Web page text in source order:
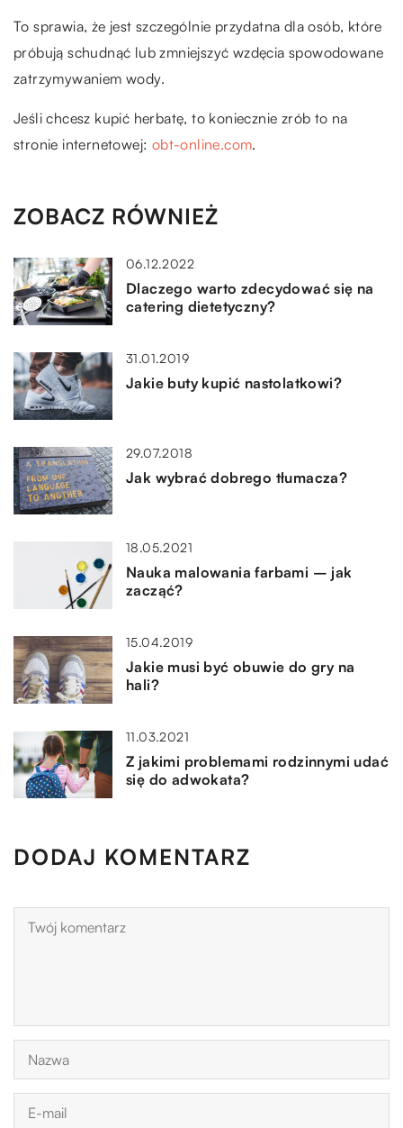
To sprawia, że jest szczególnie przydatna dla osób, które
próbują schudnąć lub zmniejszyć wzdęcia spowodowane
zatrzymywaniem wody.
Jeśli chcesz kupić herbatę, to koniecznie zrób to na
stronie internetowej: obt-online.com.
ZOBACZ RÓWNIEŻ
06.12.2022
Dlaczego warto zdecydować się na
catering dietetyczny?
31.01.2019
Jakie buty kupić nastolatkowi?
29.07.2018
Jak wybrać dobrego tłumacza?
18.05.2021
Nauka malowania farbami – jak
zacząć?
15.04.2019
Jakie musi być obuwie do gry na
hali?
11.03.2021
Z jakimi problemami rodzinnymi udać
się do adwokata?
DODAJ KOMENTARZ